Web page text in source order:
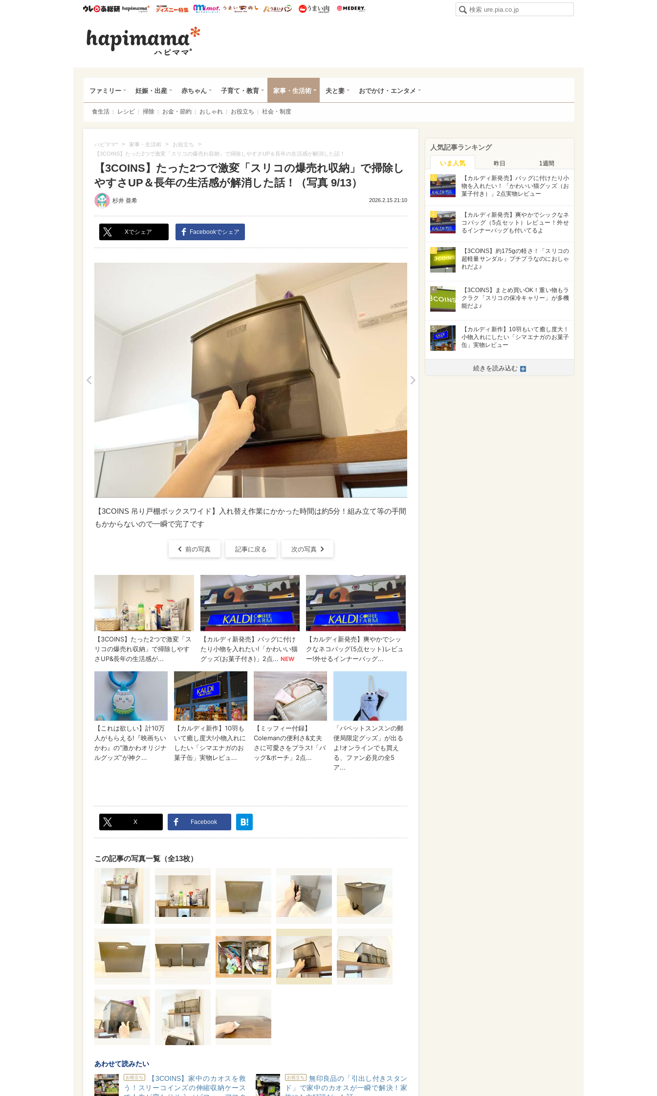
ウレぴあ総研ハピママ* ウレぴあ総研 ディズニー特集
mimot. うまいめし うまいパン うまい肉
ファミリー 妊娠・出産 赤ちゃん 子育て・教育 家事・生活術 夫と妻 おでかけ・エンタメ
食生活 レシピ 掃除 お金・節約 おしゃれ お役立ち 社会・制度
ハピママ* > 家事・生活術 > お役立ち >
【3COINS】たった2つで激変「スリコの爆売れ収納」で掃除しやすさUP＆長年の生活感が解消した話！
【3COINS】たった2つで激変「スリコの爆売れ収納」で掃除し
やすさUP＆長年の生活感が解消した話！（写真 9/13）
杉井 亜希 2026.2.15 21:10
Xでシェア Facebookでシェア
【3COINS 吊り戸棚ボックスワイド】入れ替え作業にかかった時間は約5分！組み立て等の手間
もかからないので一瞬で完了です
前の写真 記事に戻る 次の写真
X Facebook
この記事の写真一覧（全13枚）
あわせて読みたい
お役立ち
【3COINS】家中のカオスを救
う！スリーコインズの伸縮収納ケース
お役立ち
無印良品の「引出し付きスタン
ド」で家中のカオスが一瞬で解決！家
人気記事ランキング
いま人気 昨日 1週間
1
【カルディ新発売】バッグに付けたり小
物を入れたい！「かわいい猫グッズ（お
菓子付き）」2点実物レビュー
2
【カルディ新発売】爽やかでシックなネ
コバッグ（5点セット）レビュー！外せ
るインナーバッグも付いてるよ
3
【3COINS】約175gの軽さ！「スリコの
超軽量サンダル」プチプラなのにおしゃ
れだよ♪
4
【3COINS】まとめ買いOK！重い物もラ
クラク「スリコの保冷キャリー」が多機
能だよ♪
5
【カルディ新作】10羽もいて癒し度大！
小物入れにしたい「シマエナガのお菓子
缶」実物レビュー
続きを読み込む